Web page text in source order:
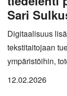
Sari
Digitaalisuus
tekstitaitojaan
ympäristöihin,
12.02.2026